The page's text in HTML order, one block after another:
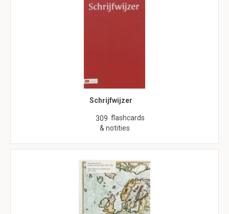
Schrijfwijzer
309 flashcards
& notities